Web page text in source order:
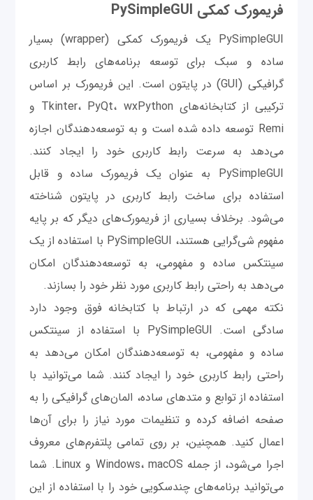
فریمورک کمکی PySimpleGUI
PySimpleGUI یک فریمورک کمکی (wrapper) بسیار
ساده و سبک برای توسعه برنامه‌های رابط کاربری
گرافیکی (GUI) در پایتون است. این فریمورک بر اساس
ترکیبی از کتابخانه‌های Tkinter، PyQt، wxPython و
Remi توسعه داده شده است و به توسعه‌دهندگان اجازه
می‌دهد به سرعت رابط کاربری خود را ایجاد کنند.
PySimpleGUI به عنوان یک فریمورک ساده و قابل
استفاده برای ساخت رابط کاربری در پایتون شناخته
می‌شود. برخلاف بسیاری از فریمورک‌های دیگر که بر پایه
مفهوم شی‌گرایی هستند، PySimpleGUI با استفاده از یک
سینتکس ساده و مفهومی، به توسعه‌دهندگان امکان
می‌دهد به راحتی رابط کاربری مورد نظر خود را بسازند.
نکته مهمی که در ارتباط با کتابخانه فوق وجود دارد
سادگی است. PySimpleGUI با استفاده از سینتکس
ساده و مفهومی، به توسعه‌دهندگان امکان می‌دهد به
راحتی رابط کاربری خود را ایجاد کنند. شما می‌توانید با
استفاده از توابع و متدهای ساده، المان‌های گرافیکی را به
صفحه اضافه کرده و تنظیمات مورد نیاز را برای آن‌ها
اعمال کنید. همچنین، بر روی تمامی پلتفرم‌های معروف
اجرا می‌شود، از جمله Windows، macOS و Linux. شما
می‌توانید برنامه‌های چندسکویی خود را با استفاده از این